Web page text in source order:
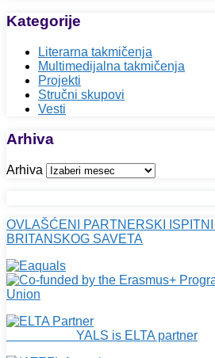
Kategorije
Literarna takmičenja
Multimedijalna takmičenja
Projekti
Stručni skupovi
Vesti
Arhiva
Arhiva
OVLAŠĆENI PARTNERSKI
BRITANSKOG SAVETA
YALS is ELTA partner